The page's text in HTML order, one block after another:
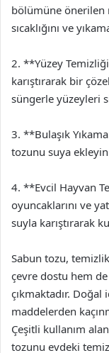
bölümüne önerilen
sıcaklığını ve
2. **Yüzey
karıştırarak bir
süngerle yüzeyleri
3. **Bulaşık
tozunu suya
4. **Evcil Hayvan
oyuncaklarını ve
suyla karıştırarak
Sabun tozu,
çevre dostu hem
çıkmaktadır.
maddelerden
Çeşitli kullanım
tozunu evdeki